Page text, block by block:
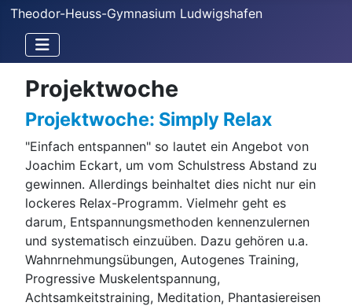
Theodor-Heuss-Gymnasium Ludwigshafen
Projektwoche
Projektwoche: Simply Relax
"Einfach entspannen" so lautet ein Angebot von
Joachim Eckart, um vom Schulstress Abstand zu
gewinnen. Allerdings beinhaltet dies nicht nur ein
lockeres Relax-Programm. Vielmehr geht es
darum, Entspannungsmethoden kennenzulernen
und systematisch einzuüben. Dazu gehören u.a.
Wahnrnehmungsübungen, Autogenes Training,
Progressive Muskelentspannung,
Achtsamkeitstraining, Meditation, Phantasiereisen